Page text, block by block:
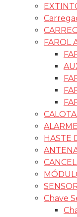
FAROL
HASTE
Chave